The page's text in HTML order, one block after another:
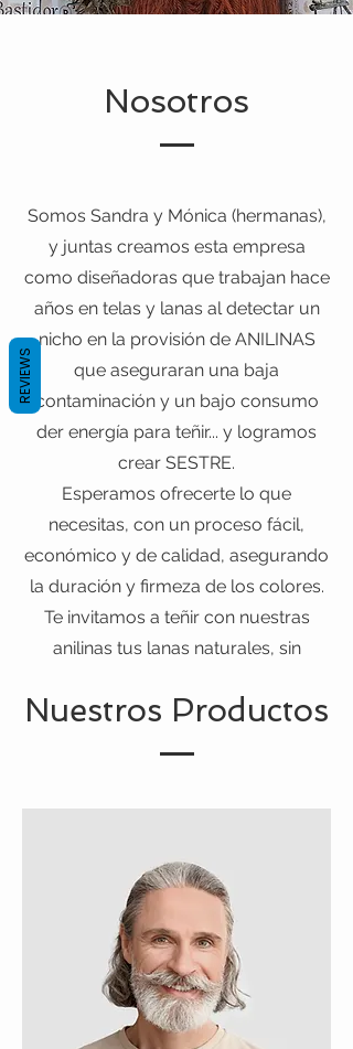
Nosotros
Somos Sandra y Mónica (hermanas),
y juntas creamos esta empresa
como diseñadoras que trabajan hace
años en telas y lanas al detectar un
nicho en la provisión de ANILINAS
que aseguraran una baja
contaminación y un bajo consumo
der energía para teñir... y logramos
crear SESTRE.
Esperamos ofrecerte lo que
necesitas, con un proceso fácil,
económico y de calidad, asegurando
la duración y firmeza de los colores.
Te invitamos a teñir con nuestras
anilinas tus lanas naturales, sin
adicionales.
Nuestros Productos
REVIEWS